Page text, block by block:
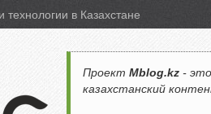
в Казахстане
Проект Mblog.kz -
казахстанский